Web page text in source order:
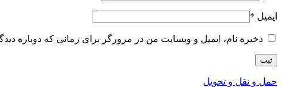
ایمیل *
ذخیره نام، ایمیل و وبسایت من در مرورگر برای زمانی که دوباره
حمل و نقل و تحویل